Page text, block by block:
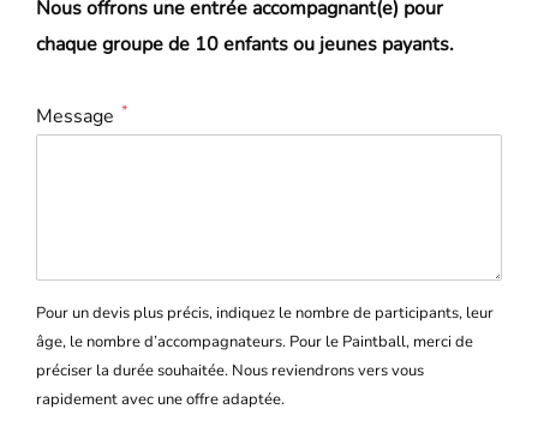
Nous offrons une entrée accompagnant(e) pour
chaque groupe de 10 enfants ou jeunes payants.
Message *
Pour un devis plus précis, indiquez le nombre de participants, leur
âge, le nombre d’accompagnateurs. Pour le Paintball, merci de
préciser la durée souhaitée. Nous reviendrons vers vous
rapidement avec une offre adaptée.